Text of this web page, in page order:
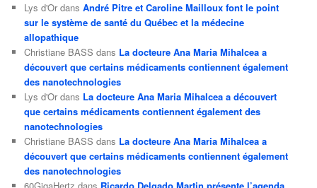
Lys d'Or dansAndré Pitre et Caroline Mailloux font le point
sur le système de santé du Québec et la médecine
allopathique
Christiane BASS dans La docteure Ana Maria Mihalcea a
découvert que certains médicaments contiennent également
des nanotechnologies
Lys d'Or dans La docteure Ana Maria Mihalcea a découvert
que certains médicaments contiennent également des
nanotechnologies
Christiane BASS dans La docteure Ana Maria Mihalcea a
découvert que certains médicaments contiennent également
des nanotechnologies